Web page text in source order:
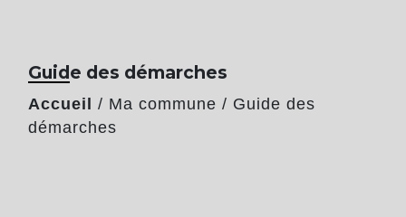
Guide des démarches
Accueil / Ma commune / Guide des
démarches